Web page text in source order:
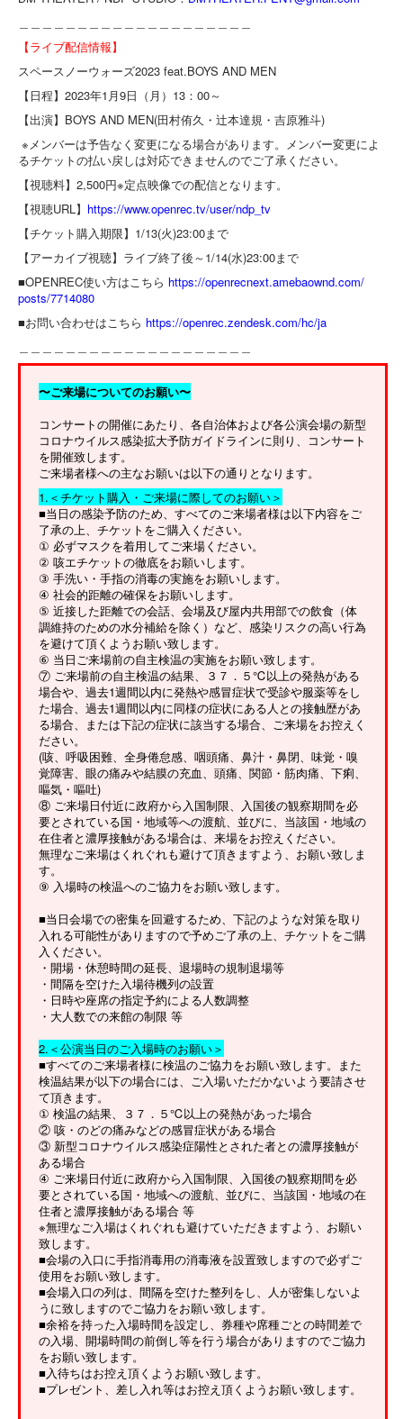
【ライブ配信情報】
スペースノーウォーズ2023 feat.BOYS AND MEN
【日程】2023年1月9日（月）13：00～
【出演】BOYS AND MEN(田村侑久・辻本達規・吉原雅斗)
※メンバーは予告なく変更になる場合があります。
メンバー変更によ
るチケットの払い戻しは対応できませんのでご了承ください。
【視聴料】2,500円※定点映像での配信となります。
【視聴URL】 https://www.openrec.tv/user/ndp_tv
【チケット購入期限】1/13(火)23:00まで
【アーカイブ視聴】ライブ終了後～1/14(水)23:00まで
■OPENREC使い方はこちら https://openrecnext.amebaownd.com/
posts/7714080
■お問い合わせはこちら https://openrec.zendesk.com/hc/ja
〜ご来場についてのお願い〜
コンサートの開催にあたり、各自治体および各公演会場の新型
コロナウイルス感染拡大予防ガイドラインに則り、コンサート
を開催致します。
ご来場者様への主なお願いは以下の通りとなります。
1.＜チケット購入・ご来場に際してのお願い＞
■当日の感染予防のため、すべてのご来場者様は以下内容をご
了承の上、チケットをご購入ください。
① 必ずマスクを着用してご来場ください。
② 咳エチケットの徹底をお願いします。
③ 手洗い・手指の消毒の実施をお願いします。
④ 社会的距離の確保をお願いします。
⑤ 近接した距離での会話、会場及び屋内共用部での飲食（体
調維持のための水分補給を除く）など、感染リスクの高い行為
を避けて頂くようお願い致します。
⑥ 当日ご来場前の自主検温の実施をお願い致します。
⑦ ご来場前の自主検温の結果、３７．５℃以上の発熱がある
場合や、過去1週間以内に発熱や感冒症状で受診や服薬等をし
た場合、過去1週間以内に同様の症状にある人との接触歴があ
る場合、または下記の症状に該当する場合、ご来場をお控えく
ださい。
(咳、呼吸困難、全身倦怠感、咽頭痛、鼻汁・鼻閉、味覚・嗅
覚障害、眼の痛みや結膜の充血、頭痛、関節・筋肉痛、下痢、
嘔気・嘔吐)
⑧ ご来場日付近に政府から入国制限、入国後の観察期間を必
要とされている国・地域等への渡航、並びに、当該国・地域の
在住者と濃厚接触がある場合は、来場をお控えください。
無理なご来場はくれぐれも避けて頂きますよう、お願い致しま
す。
⑨ 入場時の検温へのご協力をお願い致します。
■当日会場での密集を回避するため、下記のような対策を取り
入れる可能性がありますので予めご了承の上、チケットをご購
入ください。
・開場・休憩時間の延長、退場時の規制退場等
・間隔を空けた入場待機列の設置
・日時や座席の指定予約による人数調整
・大人数での来館の制限 等
2.＜公演当日のご入場時のお願い＞
■すべてのご来場者様に検温のご協力をお願い致します。また
検温結果が以下の場合には、ご入場いただかないよう要請させ
て頂きます。
① 検温の結果、３７．５℃以上の発熱があった場合
② 咳・のどの痛みなどの感冒症状がある場合
③ 新型コロナウイルス感染症陽性とされた者との濃厚接触が
ある場合
④ ご来場日付近に政府から入国制限、入国後の観察期間を必
要とされている国・地域への渡航、並びに、当該国・地域の在
住者と濃厚接触がある場合 等
※無理なご入場はくれぐれも避けていただきますよう、お願い
致します。
■会場の入口に手指消毒用の消毒液を設置致しますので必ずご
使用をお願い致します。
■会場入口の列は、間隔を空けた整列をし、人が密集しないよ
うに致しますのでご協力をお願い致します。
■余裕を持った入場時間を設定し、券種や席種ごとの時間差で
の入場、開場時間の前倒し等を行う場合がありますのでご協力
をお願い致します。
■入待ちはお控え頂くようお願い致します。
■プレゼント、差し入れ等はお控え頂くようお願い致します。